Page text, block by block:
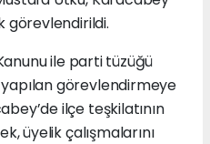
görevlendirildi.
ile parti tüzüğü
görevlendirmeye
ilçe teşkilatının
üyelik çalışmalarını